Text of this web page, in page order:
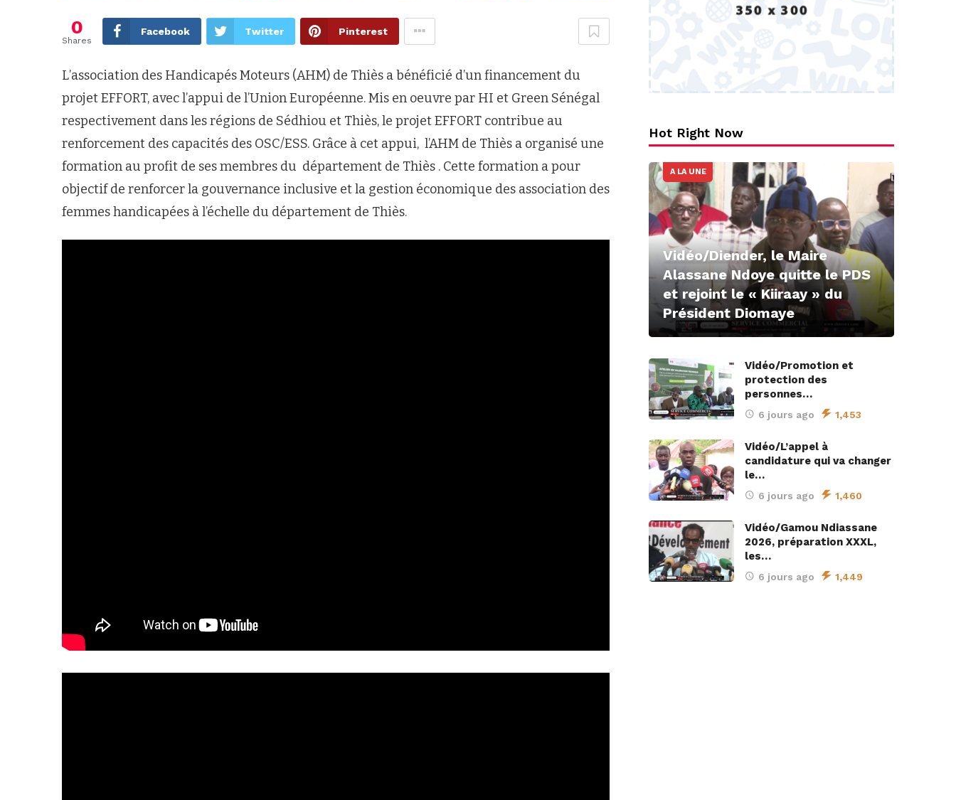
0
Shares
Facebook Twitter Pinterest
L’association des Handicapés Moteurs (AHM) de Thiès a bénéficié d’un financement du
projet EFFORT, avec l’appui de l’Union Européenne. Mis en oeuvre par HI et Green Sénégal
respectivement dans les régions de Sédhiou et Thiès, le projet EFFORT contribue au
renforcement des capacités des OSC/ESS. Grâce à cet appui, l’AHM de Thiès a organisé une
formation au profit de ses membres du département de Thiès . Cette formation a pour
objectif de renforcer la gouvernance inclusive et la gestion économique des association des
femmes handicapées à l’échelle du département de Thiès.
Hot Right Now
A LA UNE
Vidéo/Diender, le Maire
Alassane Ndoye quitte le PDS
et rejoint le « Kiiraay » du
Président Diomaye
Vidéo/Promotion et
protection des
personnes…
6 jours ago 1,453
Vidéo/L’appel à
candidature qui va changer
le…
6 jours ago 1,460
Vidéo/Gamou Ndiassane
2026, préparation XXXL,
les…
6 jours ago 1,449